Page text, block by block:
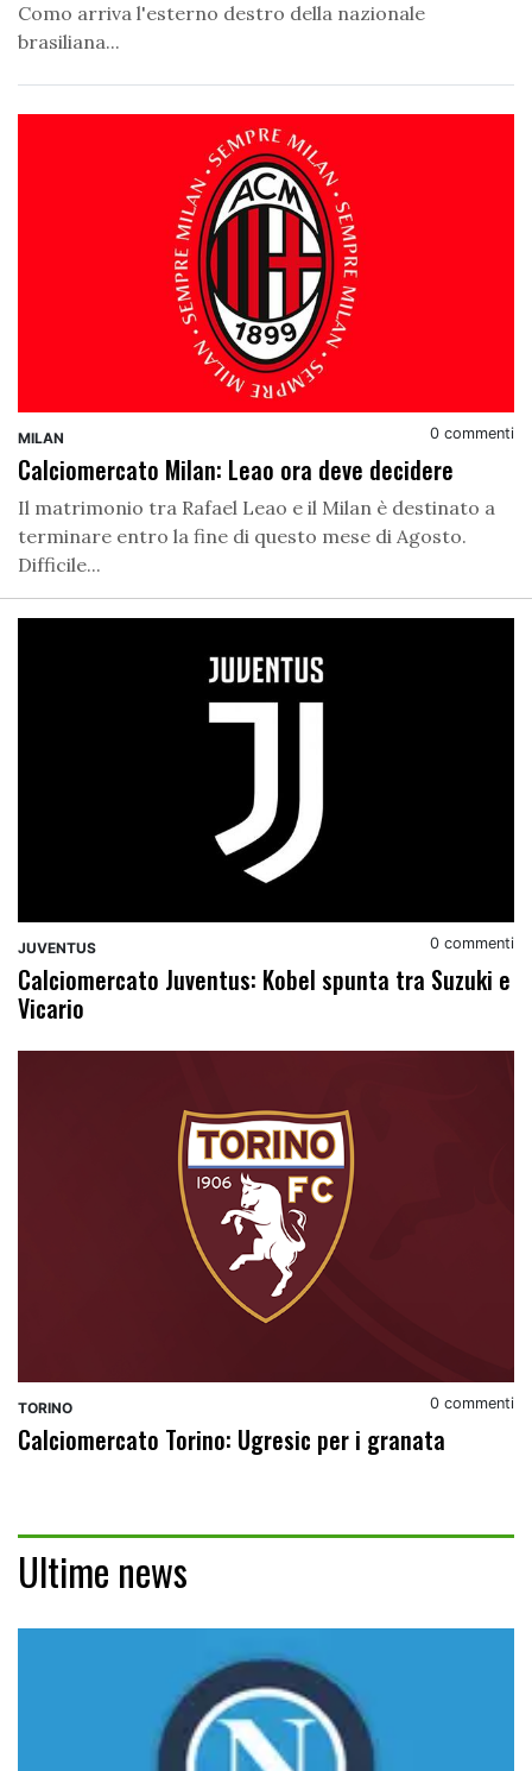
Como arriva l'esterno destro della nazionale
brasiliana...
MILAN 0 commenti
Calciomercato Milan: Leao ora deve decidere
Il matrimonio tra Rafael Leao e il Milan è destinato a
terminare entro la fine di questo mese di Agosto.
Difficile...
JUVENTUS 0 commenti
Calciomercato Juventus: Kobel spunta tra Suzuki e
Vicario
TORINO 0 commenti
Calciomercato Torino: Ugresic per i granata
Ultime news